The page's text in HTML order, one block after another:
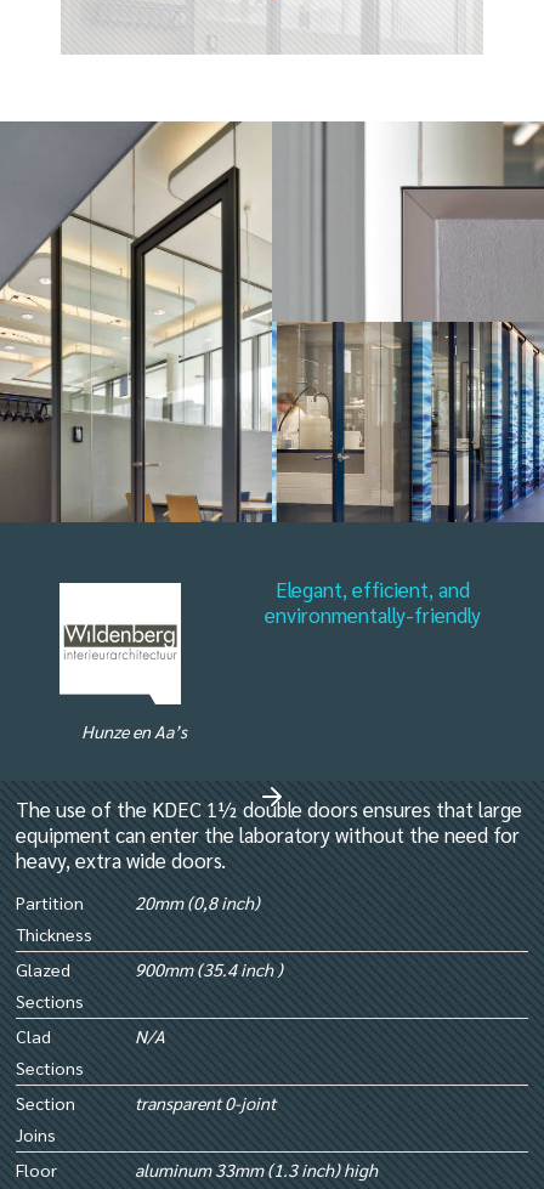
Hunze en Aa’s
Elegant, efficient, and
environmentally-friendly
The use of the KDEC 1½ double doors ensures that large
equipment can enter the laboratory without the need for
heavy, extra wide doors.
Partition
Thickness
20mm (0,8 inch)
Glazed
Sections
900mm (35.4 inch )
Clad
Sections
N/A
Section
Joins
transparent 0-joint
Floor
aluminum 33mm (1.3 inch) high